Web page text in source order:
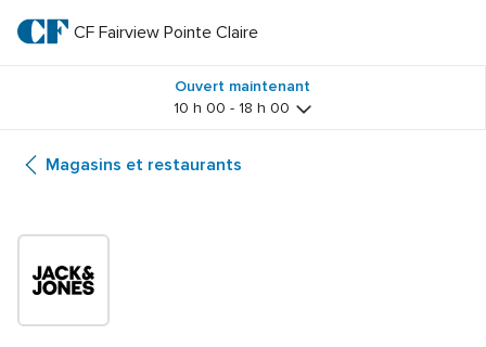
texte
principal
CF
Pointe
Claire
CF Fairview Pointe Claire
Ouvert maintenant
10 h 00 - 18 h 00
Magasins et restaurants